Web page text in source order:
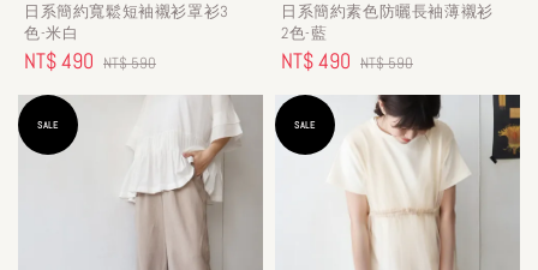
日系簡約寬鬆短袖襯衫罩衫3
色-米白
Sale
price
NT$ 490 Regular
price
NT$ 590
日系簡約素色防曬長袖薄襯衫
2色-藍
Sale
price
NT$ 490 Regular
price
NT$ 590
SALE SALE